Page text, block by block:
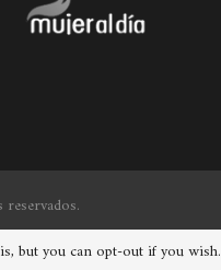
but you can opt-out if you wish.